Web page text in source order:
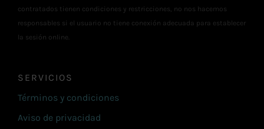
contratados tienen condiciones y restricciones, no nos hacemos
responsables si el usuario no tiene conexión adecuada para establecer
la sesión online.
SERVICIOS
Términos y condiciones
Aviso de privacidad